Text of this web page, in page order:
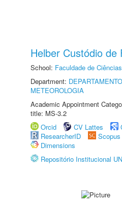
Helber Custódio de
School: Faculdade de
Department:
METEOROLOGIA
Academic Appointment
title: MS-3.2
Orcid
CV Lattes
ResearcherID
Scopus
Dimensions
Repositório Institucional